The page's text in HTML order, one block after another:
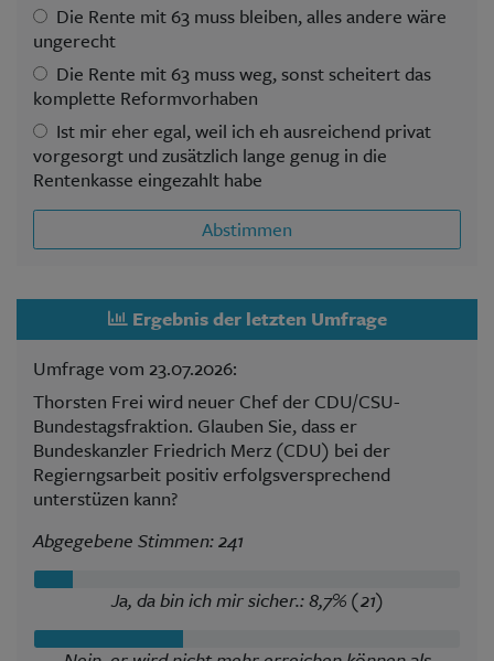
Die Rente mit 63 muss bleiben, alles andere wäre
ungerecht
Die Rente mit 63 muss weg, sonst scheitert das
komplette Reformvorhaben
Ist mir eher egal, weil ich eh ausreichend privat
vorgesorgt und zusätzlich lange genug in die
Rentenkasse eingezahlt habe
Abstimmen
Ergebnis der letzten Umfrage
Umfrage vom 23.07.2026:
Thorsten Frei wird neuer Chef der CDU/CSU-
Bundestagsfraktion. Glauben Sie, dass er
Bundeskanzler Friedrich Merz (CDU) bei der
Regierngsarbeit positiv erfolgsversprechend
unterstüzen kann?
Abgegebene Stimmen: 241
Ja, da bin ich mir sicher.: 8,7% (21)